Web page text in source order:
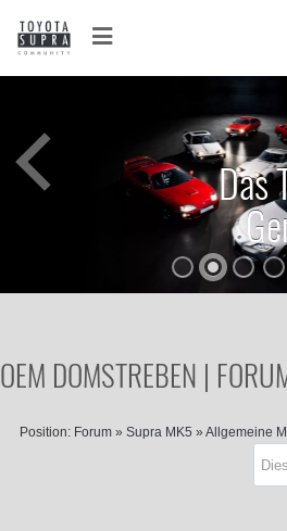
Das
OEM DOMSTREBEN |
Position: Forum » Supra MK5 » Allgemeine